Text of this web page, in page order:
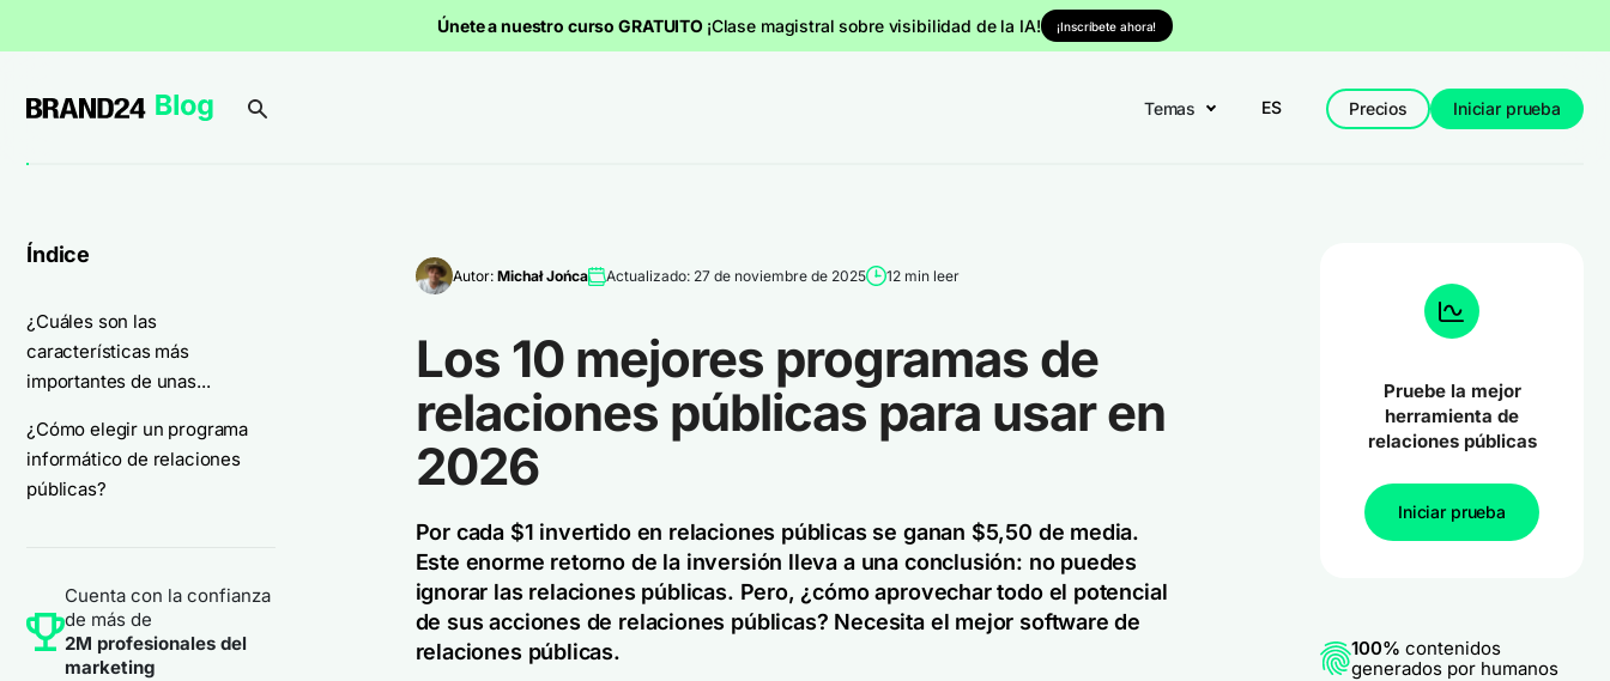
Únete a nuestro curso GRATUITO ¡Clase magistral sobre visibilidad de la IA! ¡Inscríbete ahora!
Temas ES Precios Iniciar prueba
Índice
¿Cuáles son las
características más
importantes de unas...
¿Cómo elegir un programa
informático de relaciones
públicas?
Cuenta con la confianza
de más de
2M profesionales del
marketing
Autor: Michał Jońca Actualizado: 27 de noviembre de 2025 12 min leer
Los 10 mejores programas de
relaciones públicas para usar en
2026
Por cada $1 invertido en relaciones públicas se ganan $5,50 de media.
Este enorme retorno de la inversión lleva a una conclusión: no puedes
ignorar las relaciones públicas. Pero, ¿cómo aprovechar todo el potencial
de sus acciones de relaciones públicas? Necesita el mejor software de
relaciones públicas.
Pruebe la mejor
herramienta de
relaciones públicas
Iniciar prueba
100% contenidos
generados por humanos